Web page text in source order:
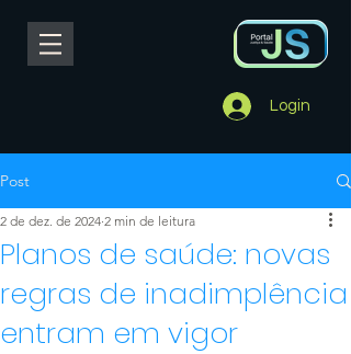
Login
Post
Planos de saúde: novas
regras de inadimplência
entram em vigor
2 de dez. de 2024 2 min de leitura